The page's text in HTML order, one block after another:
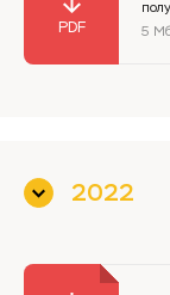
5
2022